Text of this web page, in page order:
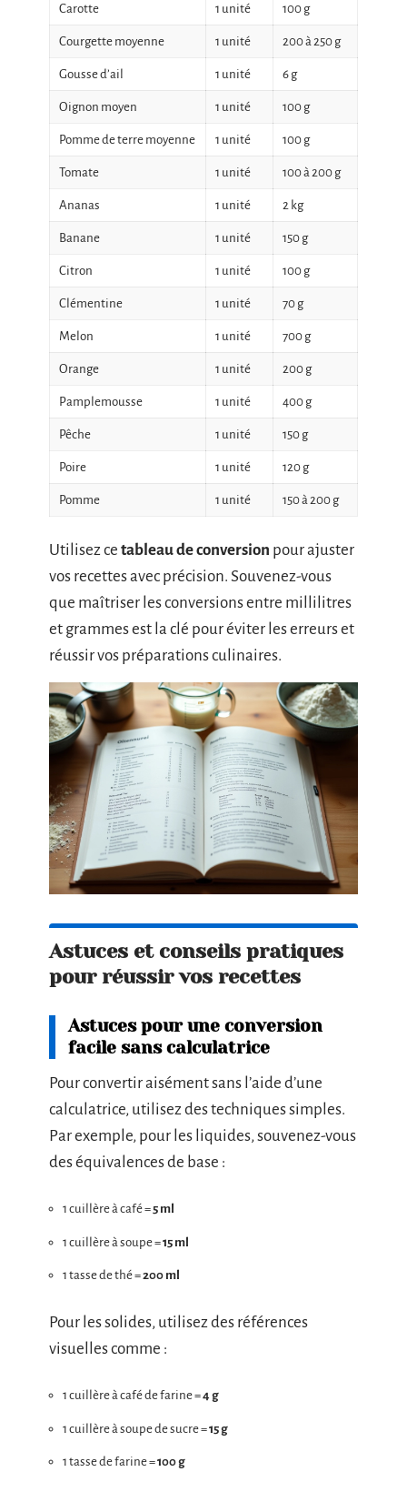
Carotte 1 unité 100 g
Courgette moyenne 1 unité 200 à 250 g
Gousse d’ail 1 unité 6 g
Oignon moyen 1 unité 100 g
Pomme de terre moyenne 1 unité 100 g
Tomate 1 unité 100 à 200 g
Ananas 1 unité 2 kg
Banane 1 unité 150 g
Citron 1 unité 100 g
Clémentine 1 unité 70 g
Melon 1 unité 700 g
Orange 1 unité 200 g
Pamplemousse 1 unité 400 g
Pêche 1 unité 150 g
Poire 1 unité 120 g
Pomme 1 unité 150 à 200 g
Utilisez ce tableau de conversion pour ajuster
vos recettes avec précision. Souvenez-vous
que maîtriser les conversions entre millilitres
et grammes est la clé pour éviter les erreurs et
réussir vos préparations culinaires.
Astuces et conseils pratiques
pour réussir vos recettes
Astuces pour une conversion
facile sans calculatrice
Pour convertir aisément sans l’aide d’une
calculatrice, utilisez des techniques simples.
Par exemple, pour les liquides, souvenez-vous
des équivalences de base :
1 cuillère à café =5 ml
1 cuillère à soupe =15 ml
1 tasse de thé =200 ml
Pour les solides, utilisez des références
visuelles comme :
1 cuillère à café de farine =4 g
1 cuillère à soupe de sucre =15 g
1 tasse de farine =100 g